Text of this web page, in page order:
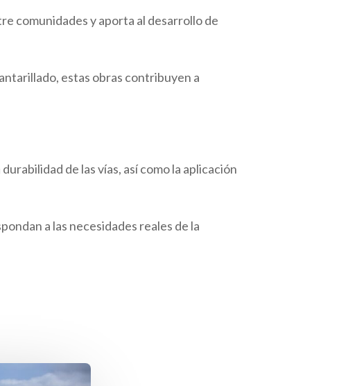
comunidades y aporta al desarrollo de
estas obras contribuyen a
de las vías, así como la aplicación
a las necesidades reales de la